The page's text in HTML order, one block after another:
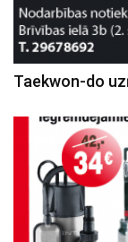
Taekwon-do